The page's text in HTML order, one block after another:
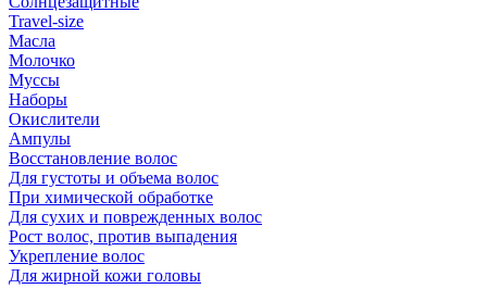
Travel-size
Масла
Молочко
Муссы
Наборы
Окислители
Ампулы
Восстановление волос
Для густоты и объема волос
При химической обработке
Для сухих и поврежденных волос
Рост волос, против выпадения
Укрепление волос
Для жирной кожи головы